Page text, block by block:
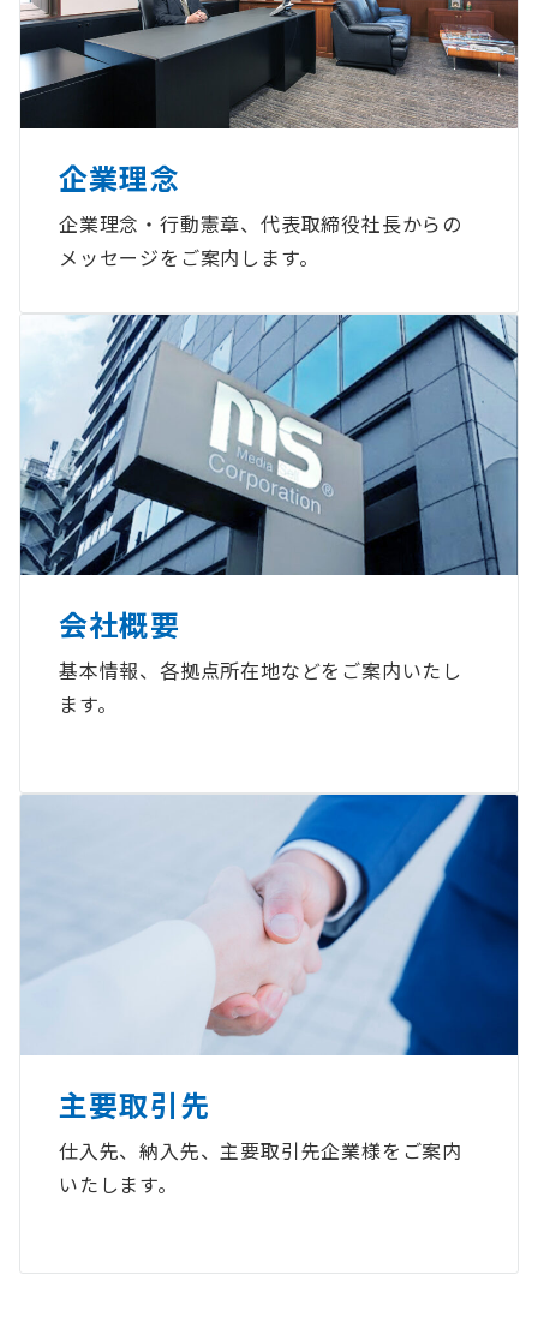
企業理念
企業理念・行動憲章、代表取締役社長からの
メッセージをご案内します。
会社概要
基本情報、各拠点所在地などをご案内いたし
ます。
主要取引先
仕入先、納入先、主要取引先企業様をご案内
いたします。